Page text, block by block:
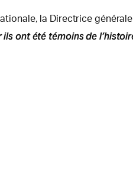
la Directrice
ils ont été témoins de